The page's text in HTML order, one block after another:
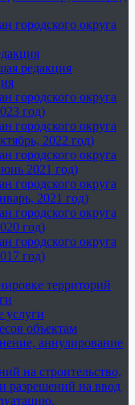
городского округа
редакция
городского округа
год)
городского округа
2022 год)
городского округа
2021 год)
городского округа
2021 год)
городского округа
год)
городского округа
год)
территорий
объектам
аннулирование
на строительство,
разрешений на ввод